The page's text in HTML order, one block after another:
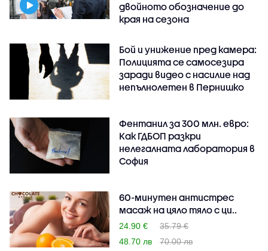
двойното обозначение до
края на сезона
Бой и унижение пред камера:
Полицията се самосезира
заради видео с насилие над
непълнолетен в Пернишко
Фентанил за 300 млн. евро:
Как ГДБОП разкри
нелегалната лаборатория в
София
60-минутен антистрес
масаж на цяло тяло с ци..
24.90 €
35.79 €
48.70 лв
70.00 лв